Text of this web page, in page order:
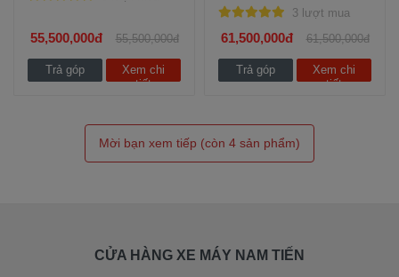
55,500,000đ 55,500,000đ
Trả góp
Xem chi
tiết
3 lượt mua
61,500,000đ 61,500,000đ
Trả góp
Xem chi
tiết
CỬA HÀNG XE MÁY NAM TIẾN